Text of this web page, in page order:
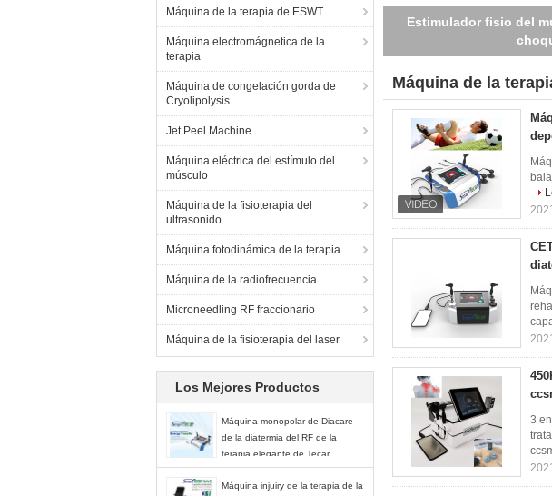
Máquina de la terapia de ESWT
Máquina electromágnetica de la
terapia
Máquina de congelación gorda de
Cryolipolysis
Jet Peel Machine
Máquina eléctrica del estímulo del
músculo
Máquina de la fisioterapia del
ultrasonido
Máquina fotodinámica de la terapia
Máquina de la radiofrecuencia
Microneedling RF fraccionario
Máquina de la fisioterapia del laser
Los Mejores Productos
Máquina monopolar de Diacare
de la diatermia del RF de la
terapia elegante de Tecar
Máquina injuiry de la terapia de la
Estimulador fisio del
Máquina de la
(221)
3